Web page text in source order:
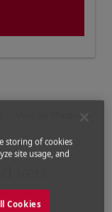
Vols de Madrid a
vers
populaires
storing of cookies
site usage, and
Cookies